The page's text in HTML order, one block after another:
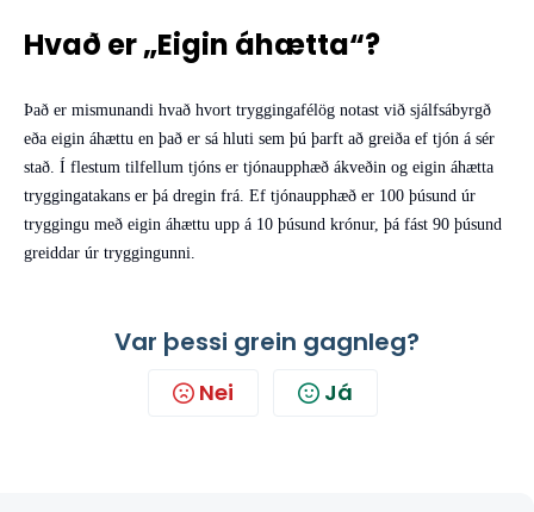
Hvað er „Eigin áhætta“?
Það er mismunandi hvað hvort tryggingafélög notast við sjálfsábyrgð
eða eigin áhættu en það er sá hluti sem þú þarft að greiða ef tjón á sér
stað. Í flestum tilfellum tjóns er tjónaupphæð ákveðin og eigin áhætta
tryggingatakans er þá dregin frá. Ef tjónaupphæð er 100 þúsund úr
tryggingu með eigin áhættu upp á 10 þúsund krónur, þá fást 90 þúsund
greiddar úr tryggingunni.
Var þessi grein gagnleg?
Nei Já